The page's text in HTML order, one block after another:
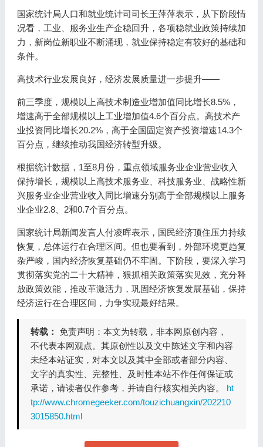
国家统计局人口和就业统计司司长王萍萍表示，从下阶段情
况看，工业、服务业生产企稳回升，各项稳就业政策持续加
力，新岗位新职业不断涌现，就业保持稳定有较好的基础和
条件。
高技术行业发展良好，经济发展质量进一步提升——
前三季度，规模以上高技术制造业增加值同比增长8.5%，
增速高于全部规模以上工业增加值4.6个百分点。高技术产
业投资同比增长20.2%，高于全国固定资产投资增速14.3个
百分点，继续推动我国经济转型升级。
根据统计数据，1至8月份，重点领域服务业企业营业收入
保持增长，规模以上高技术服务业、科技服务业、战略性新
兴服务业企业营业收入同比增速分别高于全部规模以上服务
业企业2.8、2和0.7个百分点。
国家统计局新闻发言人付凌晖表示，国民经济顶住压力持续
恢复，总体运行在合理区间。但也要看到，外部环境更趋复
杂严峻，国内经济恢复基础仍不牢固。下阶段，要深入学习
贯彻落实党的二十大精神，狠抓相关政策落实见效，充分释
放政策效能，推改革激活力，巩固经济恢复发展基础，保持
经济运行在合理区间，力争实现最好结果。
转载： 免责声明：本文为转载，非本网原创内容，
不代表本网观点。其原创性以及文中陈述文字和内容
未经本站证实，对本文以及其中全部或者部分内容、
文字的真实性、完整性、及时性本站不作任何保证或
承诺，请读者仅作参考，并请自行核实相关内容。 ht
tp://www.chromegeeker.com/touzichuangxin/202210
3015850.html